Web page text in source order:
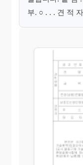
부. ○ . . . 견 적